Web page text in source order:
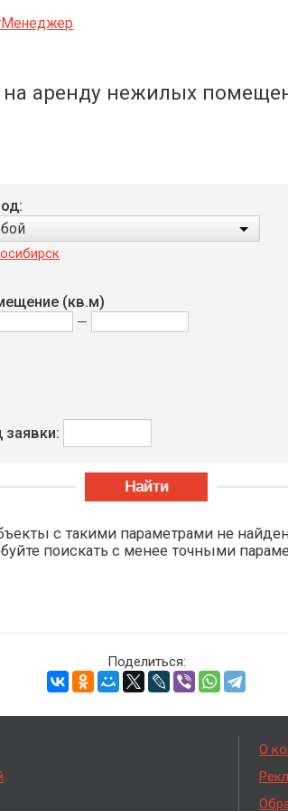
на аренду нежилых
(кв.м)
—
заявки:
с такими параметрами не
поискать с менее точными
Поделиться:
О